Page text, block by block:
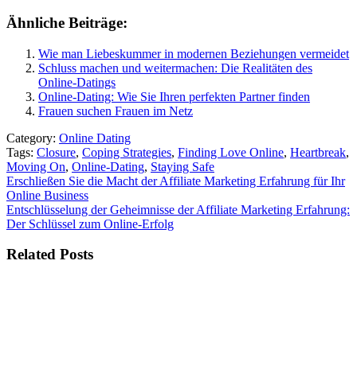
Ähnliche Beiträge:
Wie man Liebeskummer in modernen Beziehungen vermeidet
Schluss machen und weitermachen: Die Realitäten des
Online-Datings
Online-Dating: Wie Sie Ihren perfekten Partner finden
Frauen suchen Frauen im Netz
Category: Online Dating
Tags: Closure, Coping Strategies, Finding Love Online, Heartbreak,
Moving On, Online-Dating, Staying Safe
Beitragsnavigation
Erschließen Sie die Macht der Affiliate Marketing Erfahrung für Ihr
Online Business
Entschlüsselung der Geheimnisse der Affiliate Marketing Erfahrung:
Der Schlüssel zum Online-Erfolg
Related Posts